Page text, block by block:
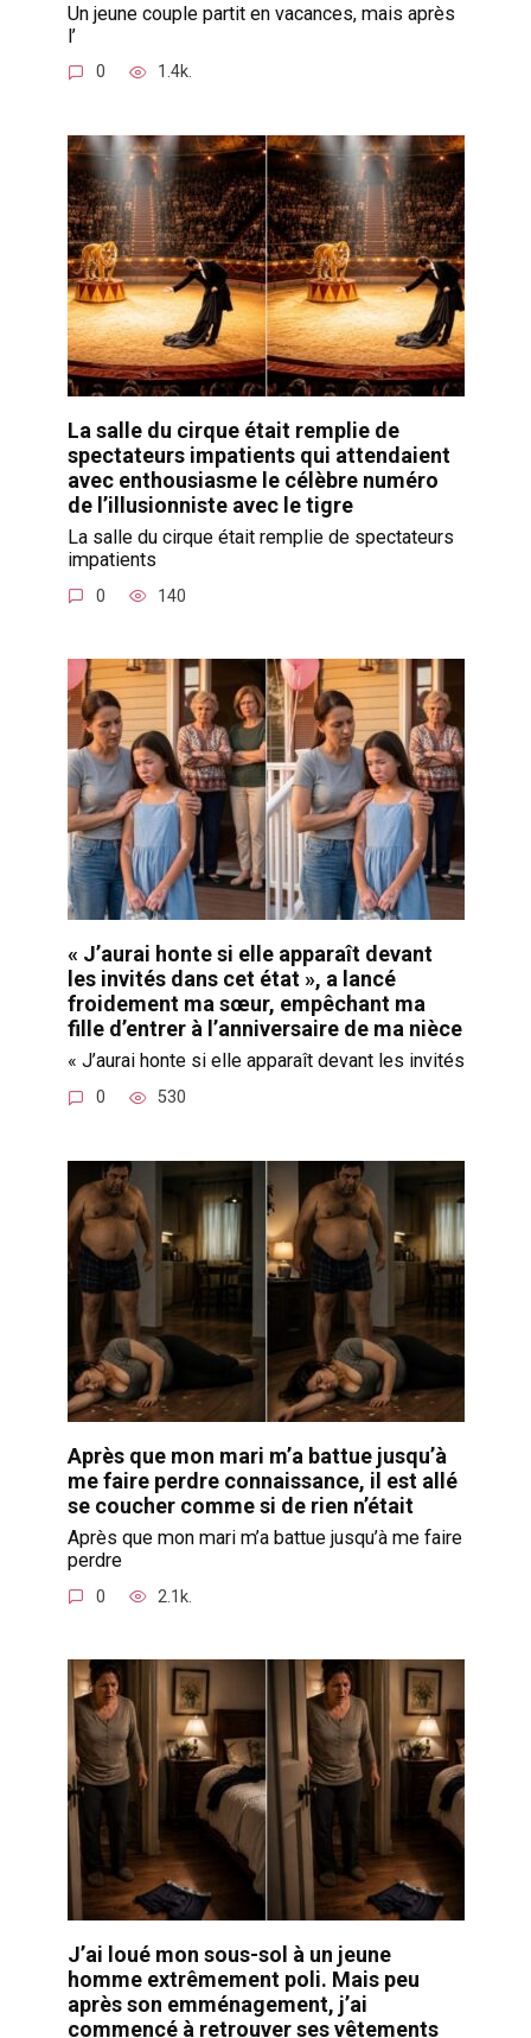
Un jeune couple partit en vacances, mais après
l’
0 1.4k.
La salle du cirque était remplie de
spectateurs impatients qui attendaient
avec enthousiasme le célèbre numéro
de l’illusionniste avec le tigre
La salle du cirque était remplie de spectateurs
impatients
0 140
« J’aurai honte si elle apparaît devant
les invités dans cet état », a lancé
froidement ma sœur, empêchant ma
fille d’entrer à l’anniversaire de ma nièce
« J’aurai honte si elle apparaît devant les invités
0 530
Après que mon mari m’a battue jusqu’à
me faire perdre connaissance, il est allé
se coucher comme si de rien n’était
Après que mon mari m’a battue jusqu’à me faire
perdre
0 2.1k.
J’ai loué mon sous-sol à un jeune
homme extrêmement poli. Mais peu
après son emménagement, j’ai
commencé à retrouver ses vêtements